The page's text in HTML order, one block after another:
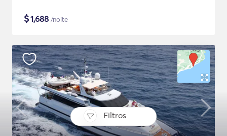
Filtros
$1,688 /noite